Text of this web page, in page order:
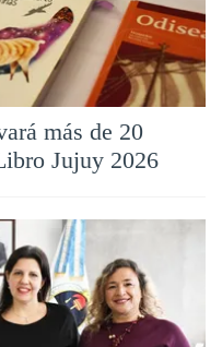
más de 20
Jujuy 2026